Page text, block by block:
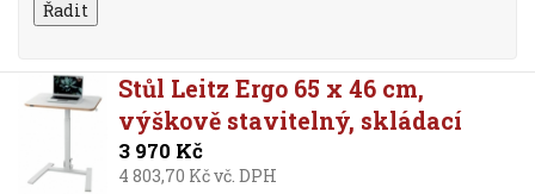
Stůl Leitz Ergo 65 x 46 cm,
výškově stavitelný, skládací
3 970 Kč
4 803,70 Kč vč. DPH